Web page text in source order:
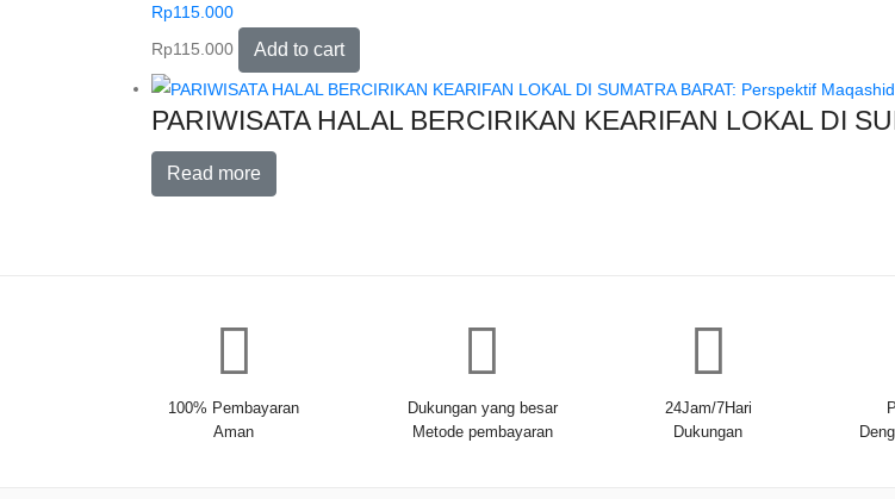
Rp115.000
Rp115.000 Add to cart
PARIWISATA HALAL BERCIRIKAN KEARIFAN LOKAL DI
Read more
100% Pembayaran
Aman
Dukungan yang besar
Metode pembayaran
24Jam/7Hari
Dukungan